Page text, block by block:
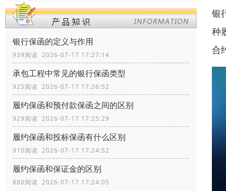
银行保函的定义与作用
939阅读 2026-07-17 17:27:14
承包工程中常见的银行保函类型
925阅读 2026-07-17 17:26:52
履约保函和预付款保函之间的区别
929阅读 2026-07-17 17:25:29
履约保函和投标保函有什么区别
910阅读 2026-07-17 17:24:52
履约保函和保证金的区别
880阅读 2026-07-17 17:24:05
银
种
合